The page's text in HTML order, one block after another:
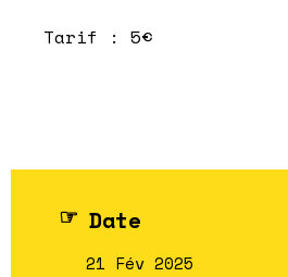
Tarif : 5€
Date
21 Fév 2025